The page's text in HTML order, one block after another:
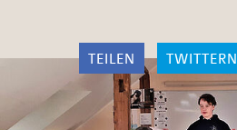
TEILEN TWITTERN